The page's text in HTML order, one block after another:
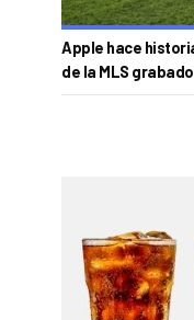
Apple hace
de la MLS grabado